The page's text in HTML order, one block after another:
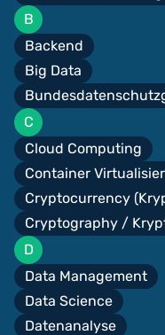
B
Backend
Big Data
C
Cloud Computing
Container
Cryptocurrency
Cryptography /
D
Data Management
Data Science
Datenanalyse